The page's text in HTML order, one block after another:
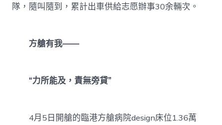
隊，隨叫隨到，累計出車供給志愿辦事30余輛次。
方艙有我——
“力所能及，責無旁貸”
4月5日開艙的臨港方艙病院design床位1.36萬